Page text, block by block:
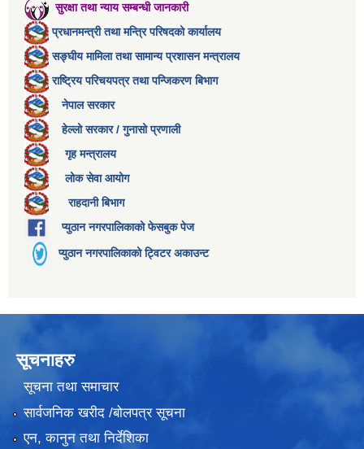
सुरक्षा तथा न्याय सम्बन्धी जानकारी
प्रधानमन्त्री तथा मन्त्रि परिषदको कार्यालय
सङ्घीय मामिला तथा सामान्य प्रशासन मन्त्रालय
राष्ट्रिय परिचयपत्र तथा पन्जिकरण बिभाग
नेपाल सरकार
हेल्लो सरकार / गुनासो प्रणाली
गृह मन्त्रालय
लोक सेवा आयोग
राहदानी बिभाग
प्युठान नगरपालिकाको फेसबुक पेज
प्युठान नगरपालिकाको ट्विटर अकाउन्ट
सूचनाहरु
सूचना तथा समाचार
सार्वजनिक खरीद /बोलपत्र सूचना
एन, कानुन तथा निर्देशिका